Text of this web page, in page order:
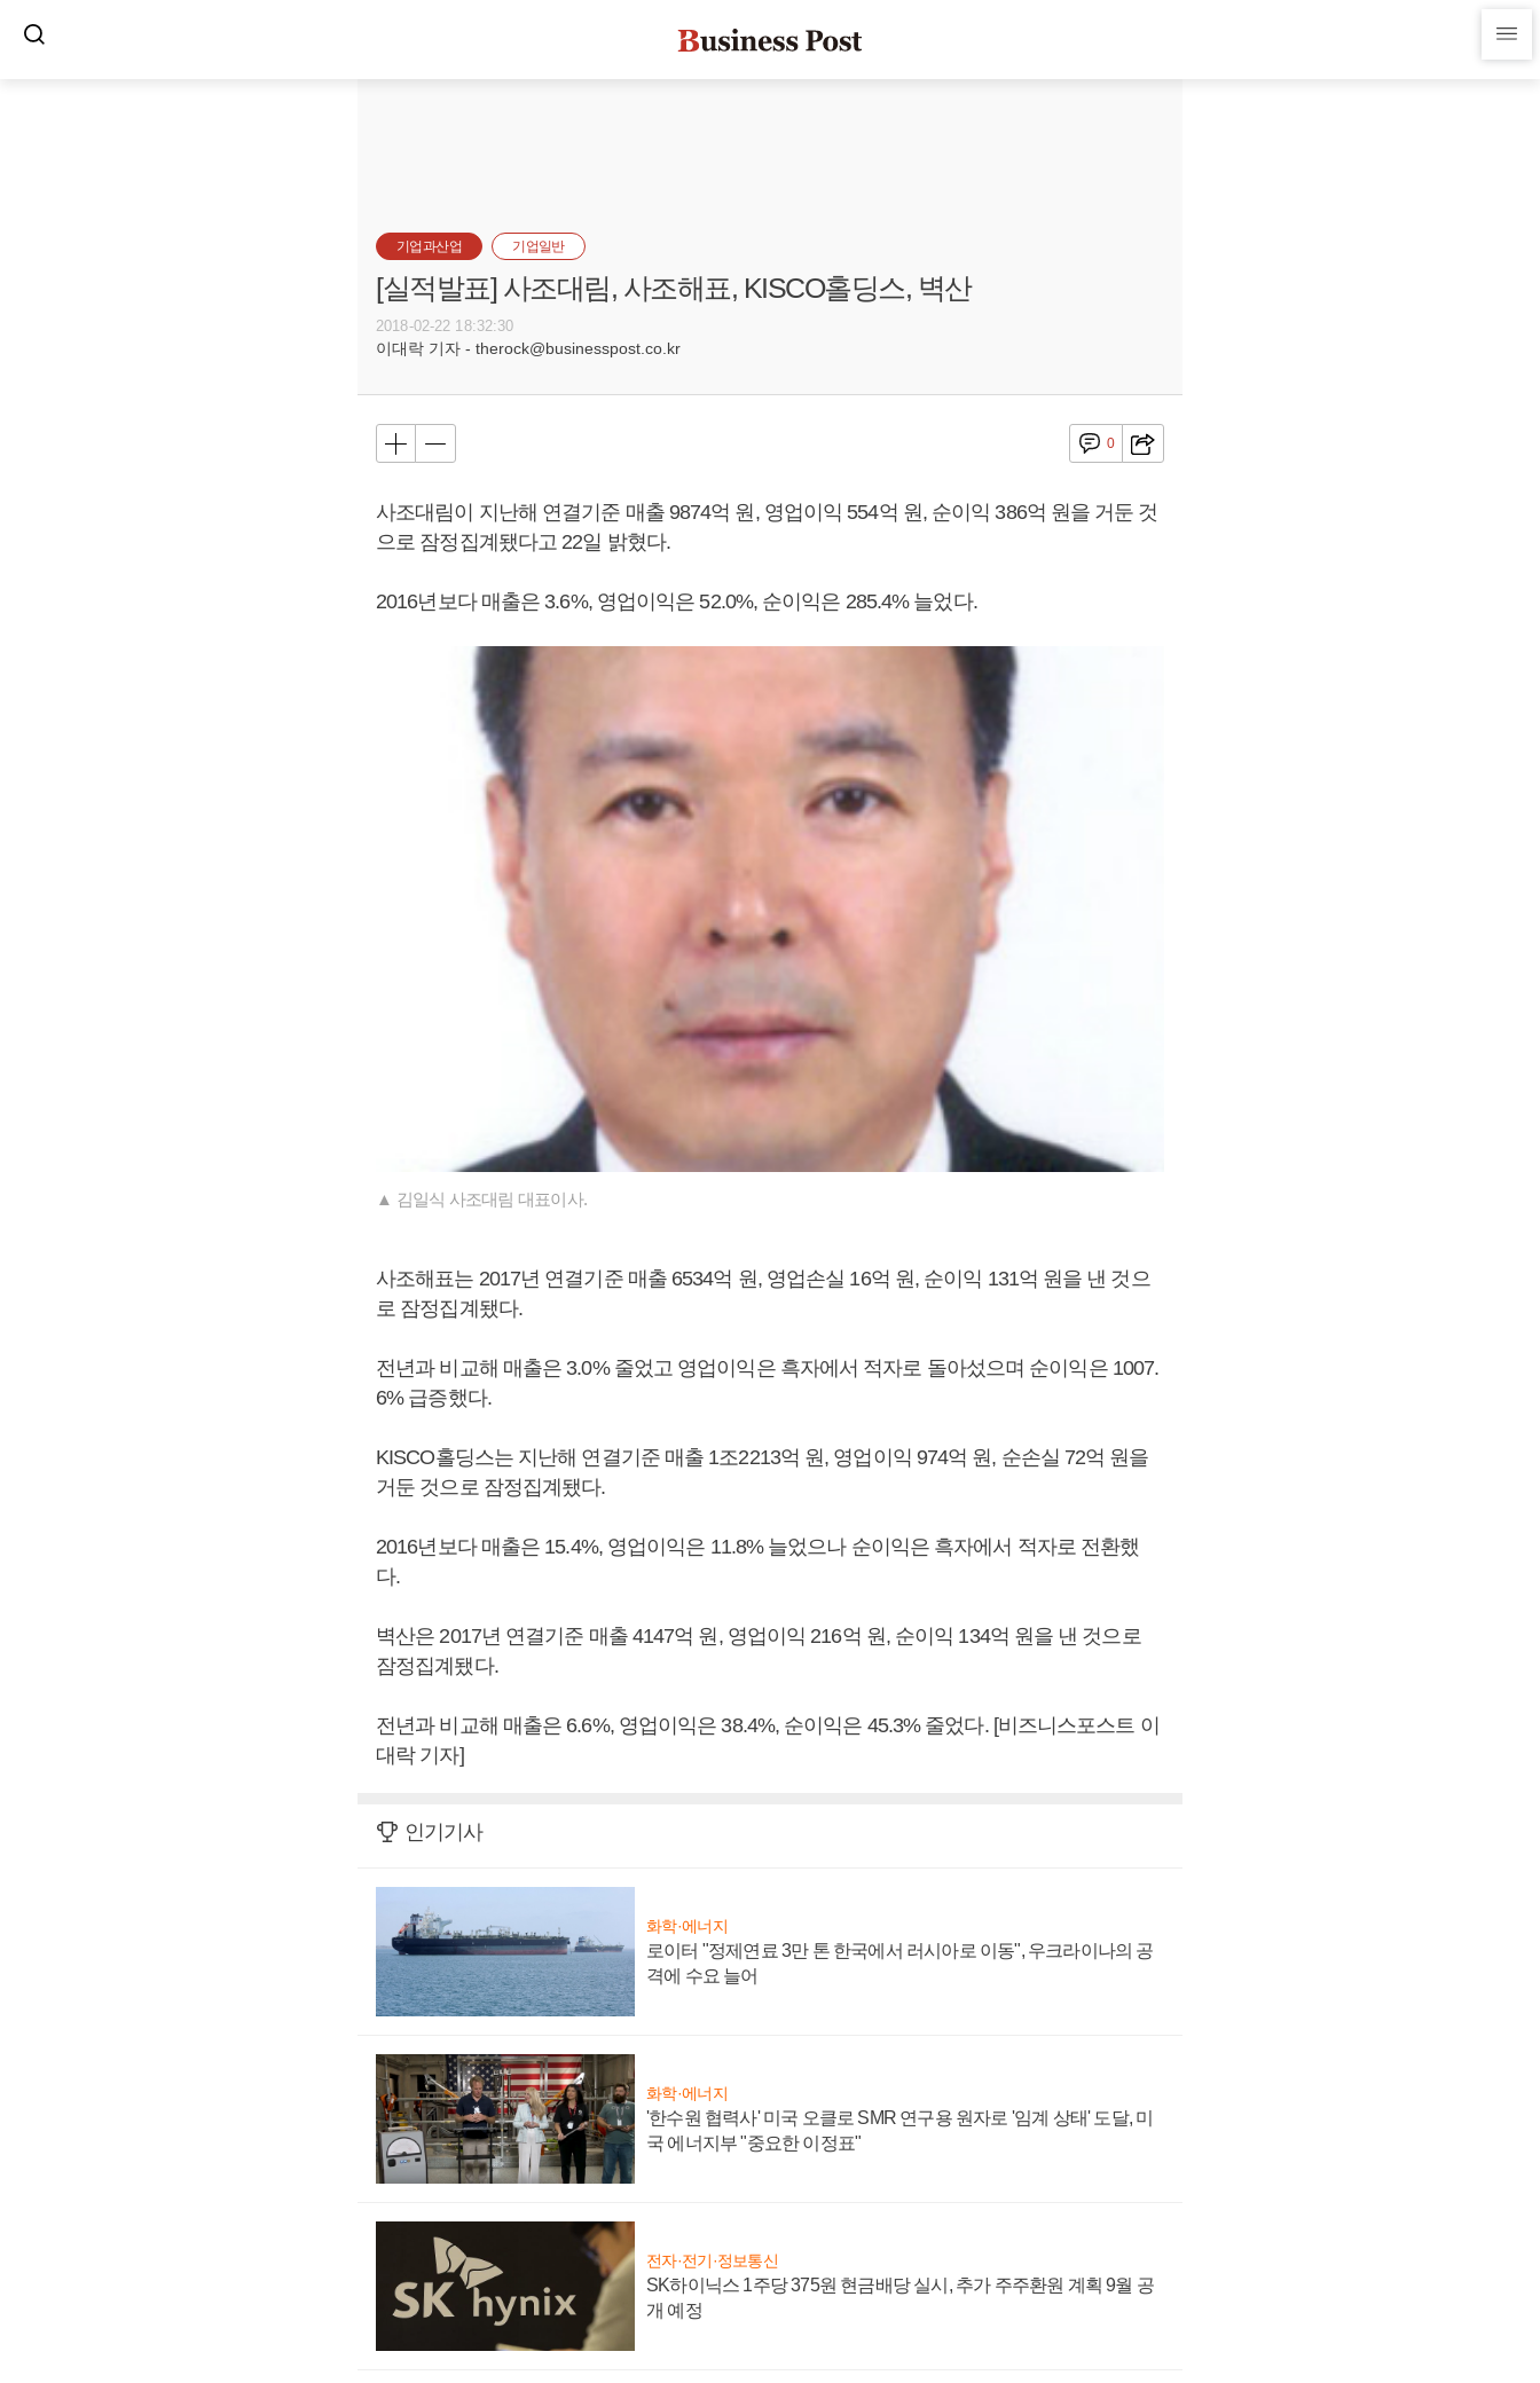
기업과산업 기업일반
[실적발표] 사조대림, 사조해표, KISCO홀딩스, 벽산
2018-02-22 18:32:30
이대락 기자 - therock@businesspost.co.kr
0
사조대림이 지난해 연결기준 매출 9874억 원, 영업이익 554억 원, 순이익 386억 원을 거둔 것
으로 잠정집계됐다고 22일 밝혔다.
2016년보다 매출은 3.6%, 영업이익은 52.0%, 순이익은 285.4% 늘었다.
▲ 김일식 사조대림 대표이사.
사조해표는 2017년 연결기준 매출 6534억 원, 영업손실 16억 원, 순이익 131억 원을 낸 것으
로 잠정집계됐다.
전년과 비교해 매출은 3.0% 줄었고 영업이익은 흑자에서 적자로 돌아섰으며 순이익은 1007.
6% 급증했다.
KISCO홀딩스는 지난해 연결기준 매출 1조2213억 원, 영업이익 974억 원, 순손실 72억 원을
거둔 것으로 잠정집계됐다.
2016년보다 매출은 15.4%, 영업이익은 11.8% 늘었으나 순이익은 흑자에서 적자로 전환했
다.
벽산은 2017년 연결기준 매출 4147억 원, 영업이익 216억 원, 순이익 134억 원을 낸 것으로
잠정집계됐다.
전년과 비교해 매출은 6.6%, 영업이익은 38.4%, 순이익은 45.3% 줄었다. [비즈니스포스트 이
대락 기자]
인기기사
화학·에너지
로이터 "정제연료 3만 톤 한국에서 러시아로 이동", 우크라이나의 공
격에 수요 늘어
화학·에너지
'한수원 협력사' 미국 오클로 SMR 연구용 원자로 '임계 상태' 도달, 미
국 에너지부 "중요한 이정표"
전자·전기·정보통신
SK하이닉스 1주당 375원 현금배당 실시, 추가 주주환원 계획 9월 공
개 예정